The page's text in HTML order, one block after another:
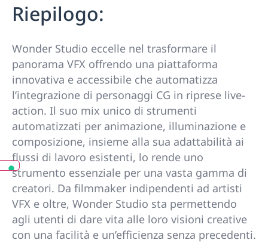
Riepilogo:
Wonder Studio eccelle nel trasformare il
panorama VFX offrendo una piattaforma
innovativa e accessibile che automatizza
l’integrazione di personaggi CG in riprese live-
action. Il suo mix unico di strumenti
automatizzati per animazione, illuminazione e
composizione, insieme alla sua adattabilità ai
flussi di lavoro esistenti, lo rende uno
strumento essenziale per una vasta gamma di
creatori. Da filmmaker indipendenti ad artisti
VFX e oltre, Wonder Studio sta permettendo
agli utenti di dare vita alle loro visioni creative
con una facilità e un’efficienza senza precedenti.